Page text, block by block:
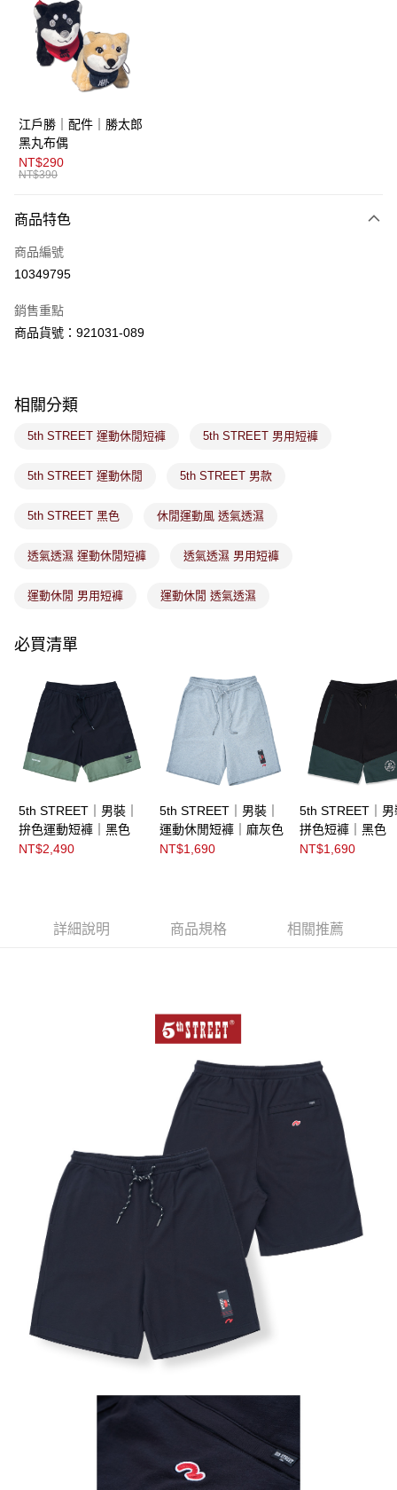
LINE Pay
AFTEE先享後付
【關於「AFTEE先享後付」】
便利好安心！
１．簡單：不需註冊會員、不需綁卡、不需儲值。
２．便利：只要手機號碼，簡訊認證，即可結帳。
３．安心：先確認商品／服務後，再付款。
１．於結帳方式選擇「AFTEE先享後付」後，將跳轉至「AFTEE先享後付」
２．訂單成立數日內，您將收到繳費通知簡訊。
３．收到繳費通知簡訊後14天內，點擊此簡訊中的連結，可透過四大超商／
購買商品的店家。未經商家同意取消之訂單仍視為有效，需透過AFTEE先享
後付繳納相關費用。
【注意事項】
易，需依本服務之必要範圍內提供個人資料，並將交易相關給付款項請求債
２．關於個人資料處理事宜，請瀏覽以下網址：
「AFTEE先享後付」，若未經同意申辦者引起之損失，本公司不負相關責
４．使用「AFTEE先享後付」時，將依據個別帳號之用戶狀況，依本公司即
５．嚴禁一人註冊多個帳號或使用他人資訊註冊。若發現惡意使用之情形，
運送方式
全家取貨付款
免運費
免運費
7-11取貨付款
免運費
宅配
免運費
江戶勝｜配件｜勝太郎
黑丸布偶
NT$290
NT$390
商品特色
商品編號
10349795
銷售重點
商品貨號：921031-089
相關分類
5th STREET 運動休閒短褲 5th STREET 男用短褲
5th STREET 運動休閒 5th STREET 男款
5th STREET 黑色 休閒運動風 透氣透濕
透氣透濕 運動休閒短褲 透氣透濕 男用短褲
運動休閒 男用短褲 運動休閒 透氣透濕
必買清單
5th STREET｜男裝｜
拚色運動短褲｜黑色
NT$2,490
5th STREET｜男裝｜
運動休閒短褲｜麻灰色
NT$1,690
5th STREET｜男
拼色短褲｜黑色
NT$1,690
詳細說明 商品規格 相關推薦